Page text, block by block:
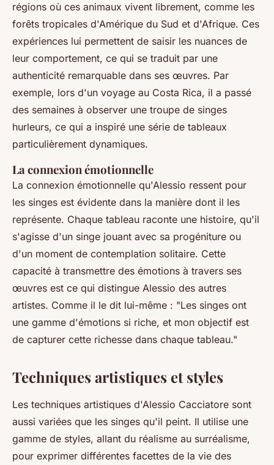
régions où ces animaux vivent librement, comme les
forêts tropicales d'Amérique du Sud et d'Afrique. Ces
expériences lui permettent de saisir les nuances de
leur comportement, ce qui se traduit par une
authenticité remarquable dans ses œuvres. Par
exemple, lors d'un voyage au Costa Rica, il a passé
des semaines à observer une troupe de singes
hurleurs, ce qui a inspiré une série de tableaux
particulièrement dynamiques.
La connexion émotionnelle
La connexion émotionnelle qu'Alessio ressent pour
les singes est évidente dans la manière dont il les
représente. Chaque tableau raconte une histoire, qu'il
s'agisse d'un singe jouant avec sa progéniture ou
d'un moment de contemplation solitaire. Cette
capacité à transmettre des émotions à travers ses
œuvres est ce qui distingue Alessio des autres
artistes. Comme il le dit lui-même : "Les singes ont
une gamme d'émotions si riche, et mon objectif est
de capturer cette richesse dans chaque tableau."
Techniques artistiques et styles
Les techniques artistiques d'Alessio Cacciatore sont
aussi variées que les singes qu'il peint. Il utilise une
gamme de styles, allant du réalisme au surréalisme,
pour exprimer différentes facettes de la vie des